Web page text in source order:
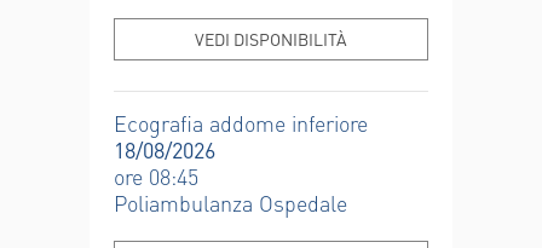
VEDI DISPONIBILITÀ
Ecografia addome inferiore
18/08/2026
ore 08:45
Poliambulanza Ospedale